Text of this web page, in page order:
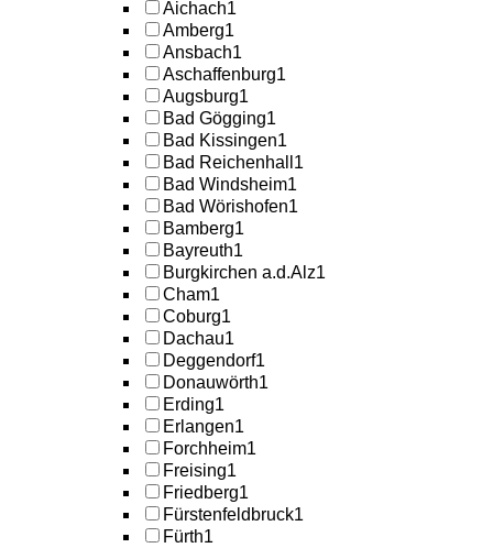
Aichach1
Amberg1
Ansbach1
Aschaffenburg1
Augsburg1
Bad Gögging1
Bad Kissingen1
Bad Reichenhall 1
Bad Windsheim1
Bad Wörishofen1
Bamberg1
Bayreuth1
Burgkirchen a.d.Alz1
Cham1
Coburg1
Dachau1
Deggendorf1
Donauwörth1
Erding1
Erlangen1
Forchheim1
Freising1
Friedberg1
Fürstenfeldbruck1
Fürth1